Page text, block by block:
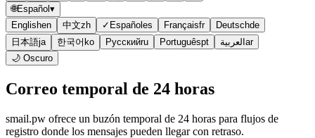
🌐Español ▾
Englishen 中文zh ✓ Español es Françaisfr Deutschde
日本語ja 한국어 ko Русскийru Portuguêspt العربية ar
🌙 Oscuro
Correo temporal de 24 horas
smail.pw ofrece un buzón temporal de 24 horas para flujos de
registro donde los mensajes pueden llegar con retraso.